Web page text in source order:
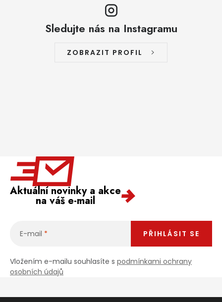
Sledujte nás na Instagramu
ZOBRAZIT PROFIL
Aktuální novinky a akce
na váš e-mail
E-mail
Vložením e-mailu souhlasíte s podmínkami ochrany
osobních údajů
PŘIHLÁSIT SE